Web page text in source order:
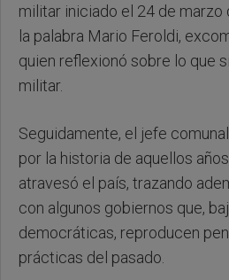
militar iniciado el 24 de marzo
la palabra Mario Feroldi,
quien reflexionó sobre lo que
militar.
Seguidamente, el jefe
por la historia de aquellos
atravesó el país, trazando
con algunos gobiernos que,
democráticas, reproducen
prácticas del pasado.